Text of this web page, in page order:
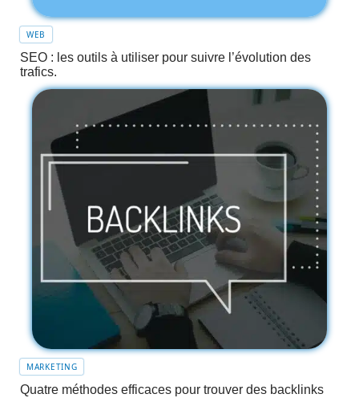
WEB
SEO : les outils à utiliser pour suivre l’évolution des
trafics.
MARKETING
Quatre méthodes efficaces pour trouver des backlinks